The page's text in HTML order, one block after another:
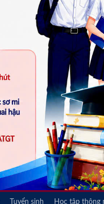
Tuyển sinh Học tập thông